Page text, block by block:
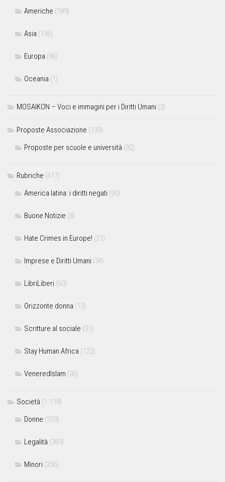
Americhe (189)
Asia (136)
Europa (96)
Oceania (1)
MOSAIKON – Voci e immagini per i Diritti Umani (3)
Proposte Associazione (139)
Proposte per scuole e università (92)
Rubriche (417)
America latina: i diritti negati (90)
Buone Notizie (8)
Hate Crimes in Europe! (21)
Imprese e Diritti Umani (34)
LibriLiberi (60)
Orizzonte donna (13)
Scritture al sociale (31)
Stay Human Africa (122)
VeneredIslam (36)
Società (1.118)
Donne (259)
Legalità (383)
Minori (256)